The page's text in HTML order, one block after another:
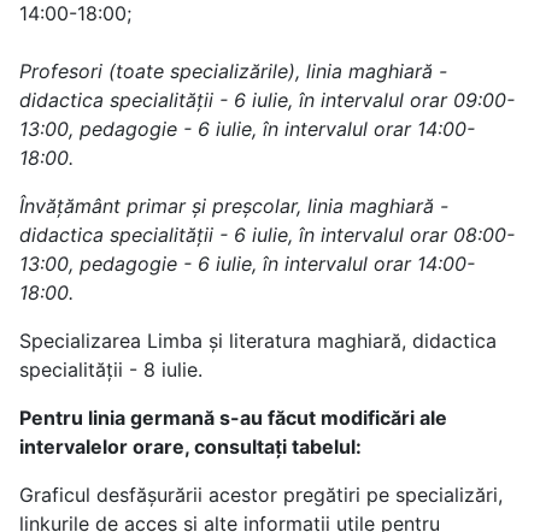
14:00-18:00;
Profesori (toate specializările), linia maghiară -
didactica specialității - 6 iulie, în intervalul orar 09:00-
13:00, pedagogie - 6 iulie, în intervalul orar 14:00-
18:00.
Învățământ primar și preșcolar, linia maghiară -
didactica specialității - 6 iulie, în intervalul orar 08:00-
13:00, pedagogie - 6 iulie, în intervalul orar 14:00-
18:00.
Specializarea Limba şi literatura maghiară, didactica
specialității - 8 iulie.
Pentru linia germană s-au făcut modificări ale
intervalelor orare, consultați tabelul:
Graficul desfășurării acestor pregătiri pe specializări,
linkurile de acces și alte informații utile pentru